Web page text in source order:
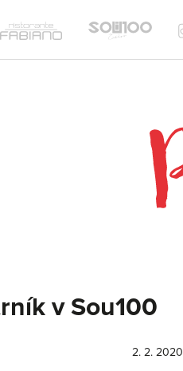
Ristorante
v Sou100
2. 2. 2020